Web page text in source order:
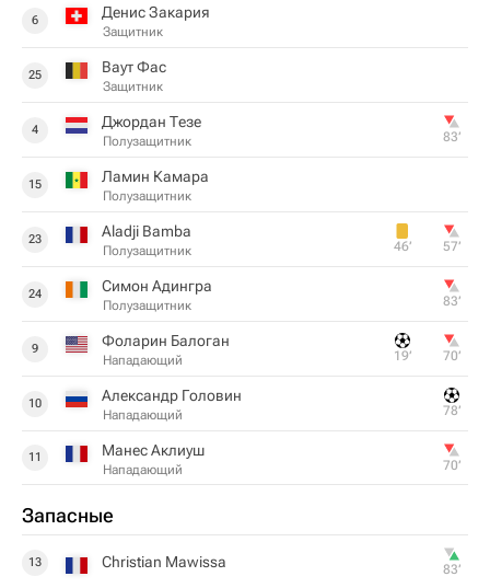
6 Денис Закария
Защитник
25 Ваут Фас
Защитник
4 Джордан Тезе
Полузащитник 83‎’‎
15 Ламин Камара
Полузащитник
23 Aladji Bamba
Полузащитник 46‎’‎ 57‎’‎
24 Симон Адингра
Полузащитник 83‎’‎
9 Фоларин Балоган
Нападающий 19‎’‎ 70‎’‎
10 Александр Головин
Нападающий 78‎’‎
11 Манес Аклиуш
Нападающий 70‎’‎
Запасные
13 Christian Mawissa 83‎’‎